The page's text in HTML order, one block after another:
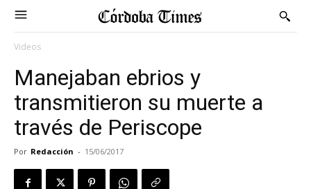
Videos
Manejaban ebrios y
transmitieron su muerte a
través de Periscope
Por Redacción - 15/06/2017